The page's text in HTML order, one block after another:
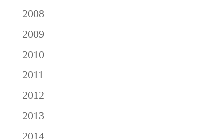
2008
2009
2010
2011
2012
2013
2014